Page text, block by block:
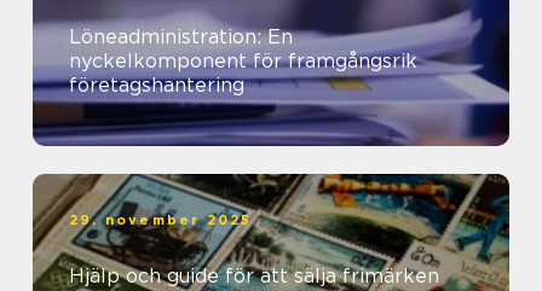
Löneadministration: En
nyckelkomponent för framgångsrik
företagshantering
29. november 2025
Hjälp och guide för att sälja frimärken